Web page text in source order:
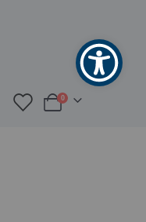
Warenkorb
0Artikel